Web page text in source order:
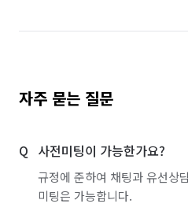
자주 묻는 질문
사전미팅이 가능한가요?
규정에 준하여 채팅과 유선상
미팅은 가능합니다.